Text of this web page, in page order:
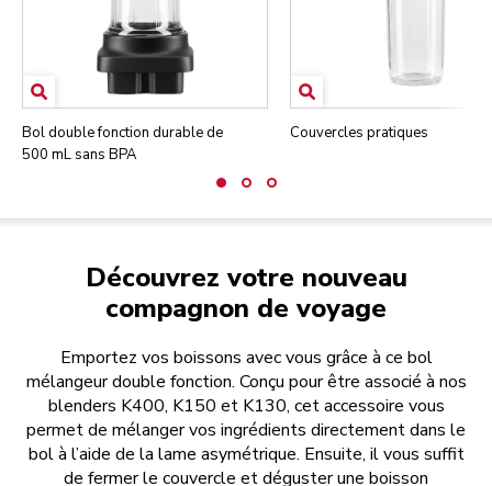
Bol double fonction durable de
500 mL sans BPA
Couvercles pratiques
Découvrez votre nouveau
compagnon de voyage
Emportez vos boissons avec vous grâce à ce bol
mélangeur double fonction. Conçu pour être associé à nos
blenders K400, K150 et K130, cet accessoire vous
permet de mélanger vos ingrédients directement dans le
bol à l’aide de la lame asymétrique. Ensuite, il vous suffit
de fermer le couvercle et déguster une boisson